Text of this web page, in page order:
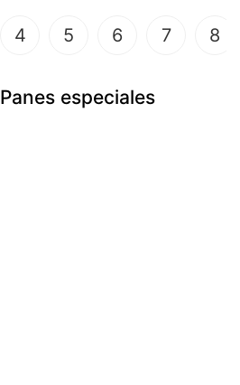
4 5 6 7 8
Panes especiales